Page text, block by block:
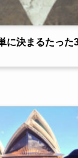
に決まるたった